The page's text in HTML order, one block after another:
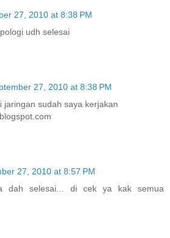
27, 2010 at 8:38 PM
udh selesai
27, 2010 at 8:38 PM
jaringan sudah saya kerjakan
27, 2010 at 8:57 PM
dah selesai... di cek ya kak semua